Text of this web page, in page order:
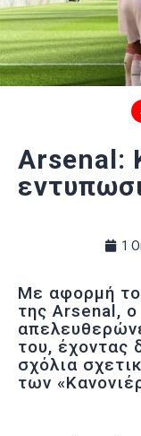
Arsenal:
1
Με αφορμή
της Arsenal,
του, έχοντας
σχόλια
των